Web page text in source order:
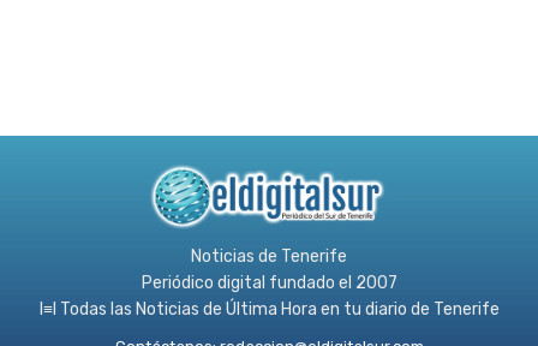
Noticias de Tenerife
Periódico digital fundado el 2007
l≡l Todas las Noticias de Última Hora en tu diario de Tenerife